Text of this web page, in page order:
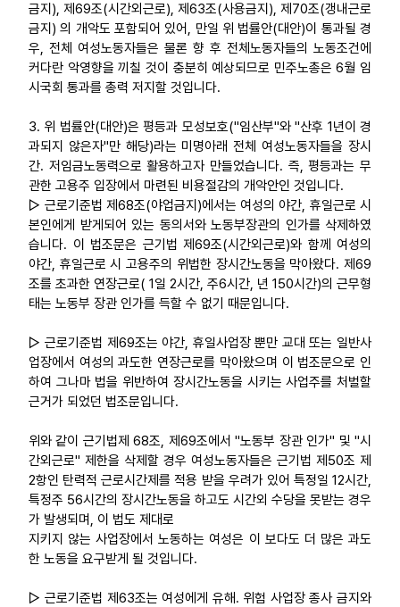
금지), 제69조(시간외근로), 제63조(사용금지), 제70조(갱내근로
금지) 의 개악도 포함되어 있어, 만일 위 법률안(대안)이 통과될 경
우, 전체 여성노동자들은 물론 향 후 전체노동자들의 노동조건에
커다란 악영향을 끼칠 것이 충분히 예상되므로 민주노총은 6월 임
시국회 통과를 총력 저지할 것입니다.
3. 위 법률안(대안)은 평등과 모성보호("임산부"와 "산후 1년이 경
과되지 않은자"만 해당)라는 미명아래 전체 여성노동자들을 장시
간. 저임금노동력으로 활용하고자 만들었습니다. 즉, 평등과는 무
관한 고용주 입장에서 마련된 비용절감의 개악안인 것입니다.
▷ 근로기준법 제68조(야업금지)에서는 여성의 야간, 휴일근로 시
본인에게 받게되어 있는 동의서와 노동부장관의 인가를 삭제하였
습니다. 이 법조문은 근기법 제69조(시간외근로)와 함께 여성의
야간, 휴일근로 시 고용주의 위법한 장시간노동을 막아왔다. 제69
조를 초과한 연장근로( 1일 2시간, 주6시간, 년 150시간)의 근무형
태는 노동부 장관 인가를 득할 수 없기 때문입니다.
▷ 근로기준법 제69조는 야간, 휴일사업장 뿐만 교대 또는 일반사
업장에서 여성의 과도한 연장근로를 막아왔으며 이 법조문으로 인
하여 그나마 법을 위반하여 장시간노동을 시키는 사업주를 처벌할
근거가 되었던 법조문입니다.
위와 같이 근기법제 68조, 제69조에서 "노동부 장관 인가" 및 "시
간외근로" 제한을 삭제할 경우 여성노동자들은 근기법 제50조 제
2항인 탄력적 근로시간제를 적용 받을 우려가 있어 특정일 12시간,
특정주 56시간의 장시간노동을 하고도 시간외 수당을 못받는 경우
가 발생되며, 이 법도 제대로
지키지 않는 사업장에서 노동하는 여성은 이 보다도 더 많은 과도
한 노동을 요구받게 될 것입니다.
▷ 근로기준법 제63조는 여성에게 유해. 위험 사업장 종사 금지와